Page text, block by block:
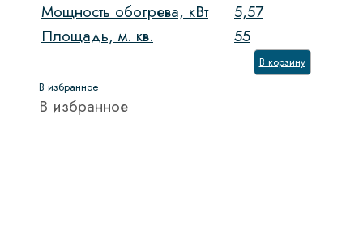
Мощность обогрева, кВт
5,57
Площадь, м. кв.
55
В корзину
В избранное
В избранное